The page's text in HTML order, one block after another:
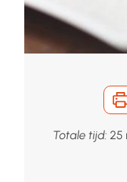
Totale tijd: 25